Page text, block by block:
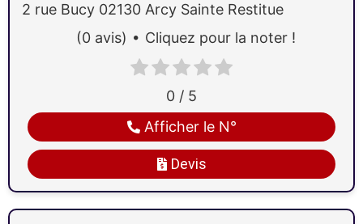
2 rue Bucy 02130 Arcy Sainte Restitue
Devis
Afficher le N°
0 / 5
(0 avis) Cliquez pour la noter !